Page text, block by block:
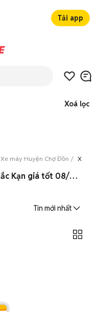
Tải app
Xoá lọc
Xe máy Huyện Chợ Đồn Xe
0 xe tay ga tại Huyện Chợ Đồn, Bắc Kạn giá tốt 08/2026
Tin mới nhất